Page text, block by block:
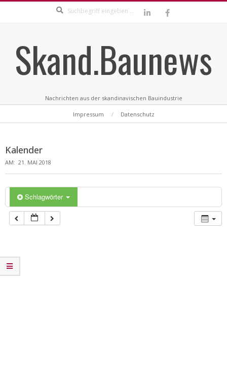
Skand.Baunews
Nachrichten aus der skandinavischen Bauindustrie
Impressum Datenschutz
Kalender
AM: 21. MAI 2018
Schlagwörter